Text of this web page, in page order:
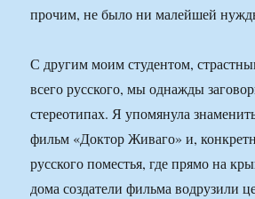
прочим, не было ни малейшей
С другим моим студентом,
всего русского, мы однажды
стереотипах. Я упомянула
фильм «Доктор Живаго» и,
русского поместья, где прямо на
дома создатели фильма водрузили